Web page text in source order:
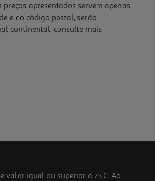
apresentados servem apenas
e do código postal, serão
continental, consulte mais
valor igual ou superior a 75€. Ao